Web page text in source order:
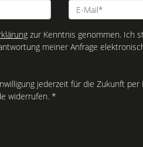
zur Kenntnis genommen. Ich
meiner Anfrage
jederzeit für die Zukunft per
widerrufen. *